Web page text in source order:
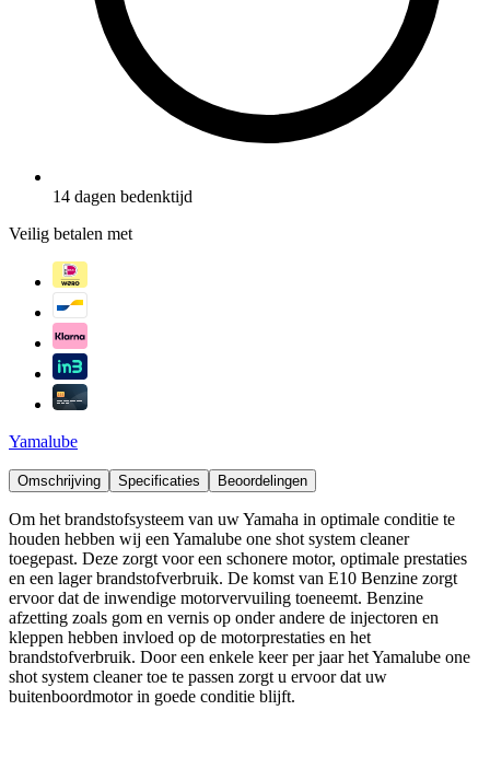
14 dagen bedenktijd
Veilig betalen met
Yamalube
Omschrijving Specificaties Beoordelingen
Om het brandstofsysteem van uw Yamaha in optimale conditie te
houden hebben wij een Yamalube one shot system cleaner
toegepast. Deze zorgt voor een schonere motor, optimale prestaties
en een lager brandstofverbruik. De komst van E10 Benzine zorgt
ervoor dat de inwendige motorvervuiling toeneemt. Benzine
afzetting zoals gom en vernis op onder andere de injectoren en
kleppen hebben invloed op de motorprestaties en het
brandstofverbruik. Door een enkele keer per jaar het Yamalube one
shot system cleaner toe te passen zorgt u ervoor dat uw
buitenboordmotor in goede conditie blijft.